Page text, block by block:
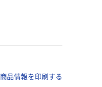
商品情報を印刷する